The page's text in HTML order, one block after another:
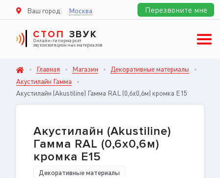
Ваш город: Москва
СТОП ЗВУК
Онлайн-гипермаркет
звукоизоляционных материалов
Перезвоните мне
Главная Магазин
Декоративные материалы
Акустилайн Гамма
Акустилайн (Akustiline) Гамма RAL (0,6x0,6м) кромка E15
Акустилайн (Akustiline)
Гамма RAL (0,6x0,6м)
кромка E15
Декоративные материалы